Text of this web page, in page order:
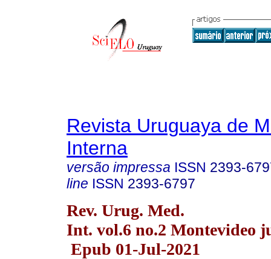
Revista Uruguaya de
Interna
versão impressa ISSN 2393-
line ISSN 2393-6797
Rev. Urug. Med.
Int. vol.6 no.2 Montevideo
Epub 01-Jul-2021